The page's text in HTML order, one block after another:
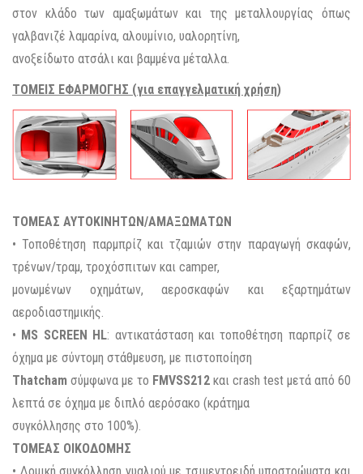
στον κλάδο των αμαξωμάτων και της μεταλλουργίας όπως
γαλβανιζέ λαμαρίνα, αλουμίνιο, υαλορητίνη,
ανοξείδωτο ατσάλι και βαμμένα μέταλλα.
ΤΟΜΕΙΣ ΕΦΑΡΜΟΓΗΣ (για επαγγελματική χρήση)
ΤΟΜΕΑΣ ΑΥΤΟΚΙΝΗΤΩΝ/ΑΜΑΞΩΜΑΤΩΝ
• Τοποθέτηση παρμπρίζ και τζαμιών στην παραγωγή σκαφών,
τρένων/τραμ, τροχόσπιτων και camper,
μονωμένων οχημάτων, αεροσκαφών και εξαρτημάτων
αεροδιαστημικής.
• MS SCREEN HL: αντικατάσταση και τοποθέτηση παρπρίζ σε
όχημα με σύντομη στάθμευση, με πιστοποίηση
Thatcham σύμφωνα με το FMVSS212 και crash test μετά από 60
λεπτά σε όχημα με διπλό αερόσακο (κράτημα
συγκόλλησης στο 100%).
ΤΟΜΕΑΣ ΟΙΚΟΔΟΜΗΣ